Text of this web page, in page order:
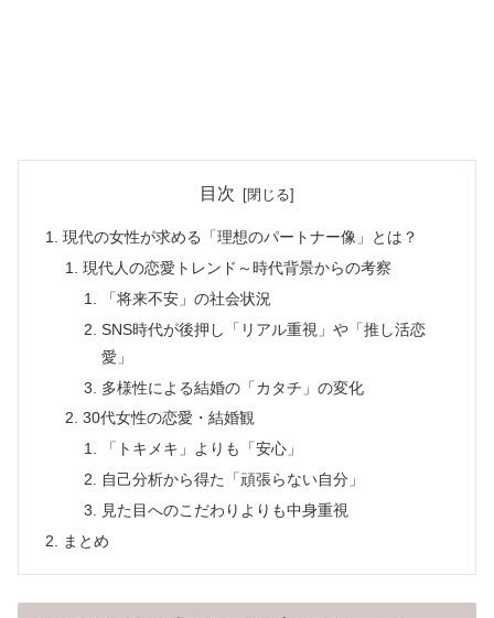
目次
現代の女性が求める「理想のパートナー像」とは？
現代人の恋愛トレンド～時代背景からの考察
「将来不安」の社会状況
SNS時代が後押し「リアル重視」や「推し活恋
愛」
多様性による結婚の「カタチ」の変化
30代女性の恋愛・結婚観
「トキメキ」よりも「安心」
自己分析から得た「頑張らない自分」
見た目へのこだわりよりも中身重視
まとめ